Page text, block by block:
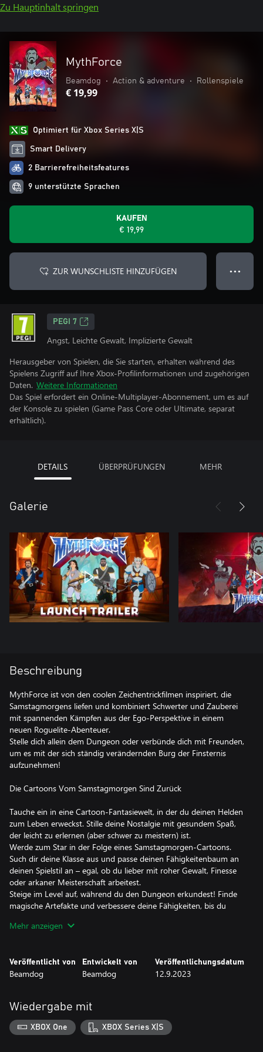
Zu Hauptinhalt springen
MythForce
Beamdog • Action & adventure • Rollenspiele
€ 19,99
Optimiert für Xbox Series X|S
Smart Delivery
2 Barrierefreiheitsfeatures
9 unterstützte Sprachen
KAUFEN
€ 19,99
ZUR WUNSCHLISTE HINZUFÜGEN ● ● ●
PEGI 7
Angst, Leichte Gewalt, Implizierte Gewalt
Herausgeber von Spielen, die Sie starten, erhalten während des
Spielens Zugriff auf Ihre Xbox-Profilinformationen und zugehörigen
Daten. Weitere Informationen
Das Spiel erfordert ein Online-Multiplayer-Abonnement, um es auf
der Konsole zu spielen (Game Pass Core oder Ultimate, separat
erhältlich).
DETAILS ÜBERPRÜFUNGEN MEHR
Galerie
Beschreibung
MythForce ist von den coolen Zeichentrickfilmen inspiriert, die
Samstagmorgens liefen und kombiniert Schwerter und Zauberei
mit spannenden Kämpfen aus der Ego-Perspektive in einem
neuen Roguelite-Abenteuer.
Stelle dich allein dem Dungeon oder verbünde dich mit Freunden,
um es mit der sich ständig verändernden Burg der Finsternis
aufzunehmen!
Die Cartoons Vom Samstagmorgen Sind Zurück
Tauche ein in eine Cartoon-Fantasiewelt, in der du deinen Helden
zum Leben erweckst. Stille deine Nostalgie mit gesundem Spaß,
der leicht zu erlernen (aber schwer zu meistern) ist.
Werde zum Star in der Folge eines Samstagmorgen-Cartoons.
Such dir deine Klasse aus und passe deinen Fähigkeitenbaum an
deinen Spielstil an – egal, ob du lieber mit roher Gewalt, Finesse
oder arkaner Meisterschaft arbeitest.
Steige im Level auf, während du den Dungeon erkundest! Finde
magische Artefakte und verbessere deine Fähigkeiten, bis du
Stürze dich in heftige Kämpfe aus der Ego-Perspektive, in denen
Erkunde Eine Sich Stetig Verändernde Burg Der Finsternis
Bei jedem Versuch, die Festung zu stürmen, warten neue
Mehr anzeigen
Veröffentlicht von
Beamdog
Entwickelt von
Beamdog
Veröffentlichungsdatum
12.9.2023
Wiedergabe mit
XBOX One XBOX Series X|S